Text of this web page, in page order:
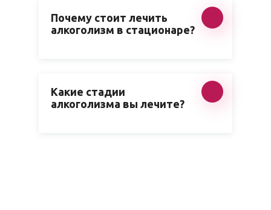
Почему стоит лечить
алкоголизм в стационаре?
Какие стадии
алкоголизма вы лечите?